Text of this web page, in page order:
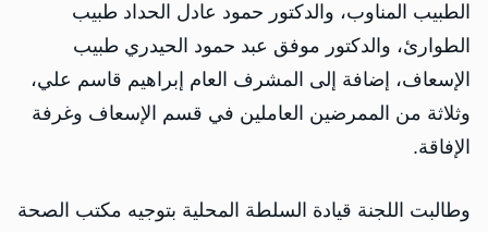
الطبيب المناوب، والدكتور حمود عادل الحداد طبيب
الطوارئ، والدكتور موفق عبد حمود الحيدري طبيب
الإسعاف، إضافة إلى المشرف العام إبراهيم قاسم علي،
وثلاثة من الممرضين العاملين في قسم الإسعاف وغرفة
الإفاقة.
وطالبت اللجنة قيادة السلطة المحلية بتوجيه مكتب الصحة